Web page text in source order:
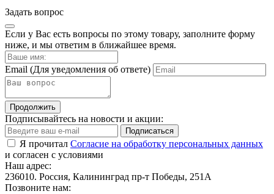
Задать вопрос
Если у Вас есть вопросы по этому товару, заполните форму
ниже, и мы ответим в ближайшее время.
Email (Для уведомления об ответе)
Продолжить
Подписывайтесь на новости и акции:
Подписаться
Я прочитал Согласие на обработку персональных данных
и согласен с условиями
Наш адрес:
236010. Россия, Калининград пр-т Победы, 251А
Позвоните нам: